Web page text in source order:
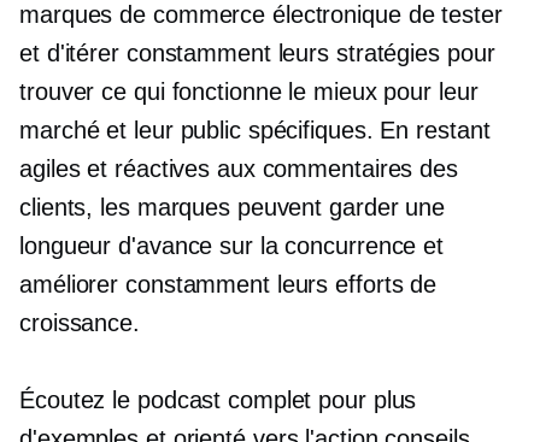
marques de commerce électronique de tester
et d'itérer constamment leurs stratégies pour
trouver ce qui fonctionne le mieux pour leur
marché et leur public spécifiques. En restant
agiles et réactives aux commentaires des
clients, les marques peuvent garder une
longueur d'avance sur la concurrence et
améliorer constamment leurs efforts de
croissance.
Écoutez le podcast complet pour plus